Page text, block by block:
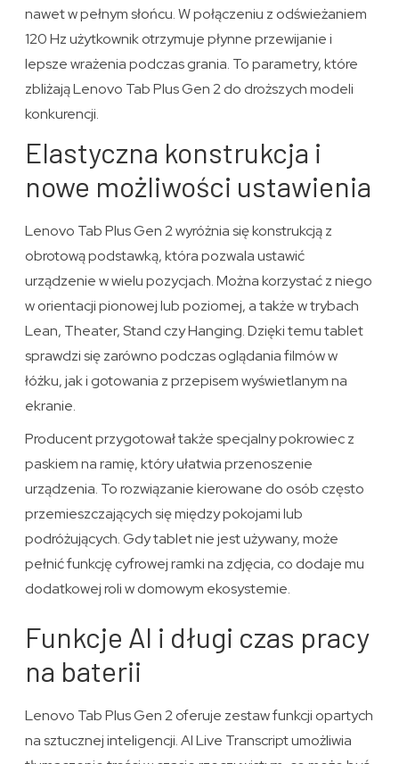
nawet w pełnym słońcu. W połączeniu z odświeżaniem
120 Hz użytkownik otrzymuje płynne przewijanie i
lepsze wrażenia podczas grania. To parametry, które
zbliżają Lenovo Tab Plus Gen 2 do droższych modeli
konkurencji.
Elastyczna konstrukcja i
nowe możliwości ustawienia
Lenovo Tab Plus Gen 2 wyróżnia się konstrukcją z
obrotową podstawką, która pozwala ustawić
urządzenie w wielu pozycjach. Można korzystać z niego
w orientacji pionowej lub poziomej, a także w trybach
Lean, Theater, Stand czy Hanging. Dzięki temu tablet
sprawdzi się zarówno podczas oglądania filmów w
łóżku, jak i gotowania z przepisem wyświetlanym na
ekranie.
Producent przygotował także specjalny pokrowiec z
paskiem na ramię, który ułatwia przenoszenie
urządzenia. To rozwiązanie kierowane do osób często
przemieszczających się między pokojami lub
podróżujących. Gdy tablet nie jest używany, może
pełnić funkcję cyfrowej ramki na zdjęcia, co dodaje mu
dodatkowej roli w domowym ekosystemie.
Funkcje AI i długi czas pracy
na baterii
Lenovo Tab Plus Gen 2 oferuje zestaw funkcji opartych
na sztucznej inteligencji. AI Live Transcript umożliwia